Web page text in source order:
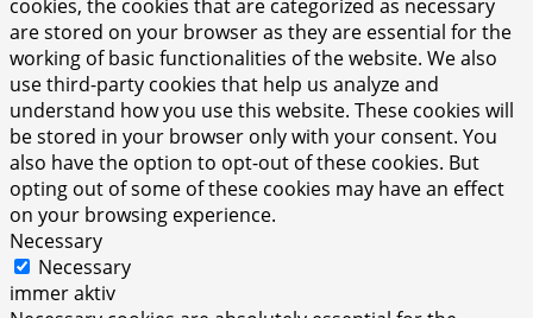
cookies, the cookies that are categorized as necessary
are stored on your browser as they are essential for the
working of basic functionalities of the website. We also
use third-party cookies that help us analyze and
understand how you use this website. These cookies will
be stored in your browser only with your consent. You
also have the option to opt-out of these cookies. But
opting out of some of these cookies may have an effect
on your browsing experience.
Necessary
Necessary
immer aktiv